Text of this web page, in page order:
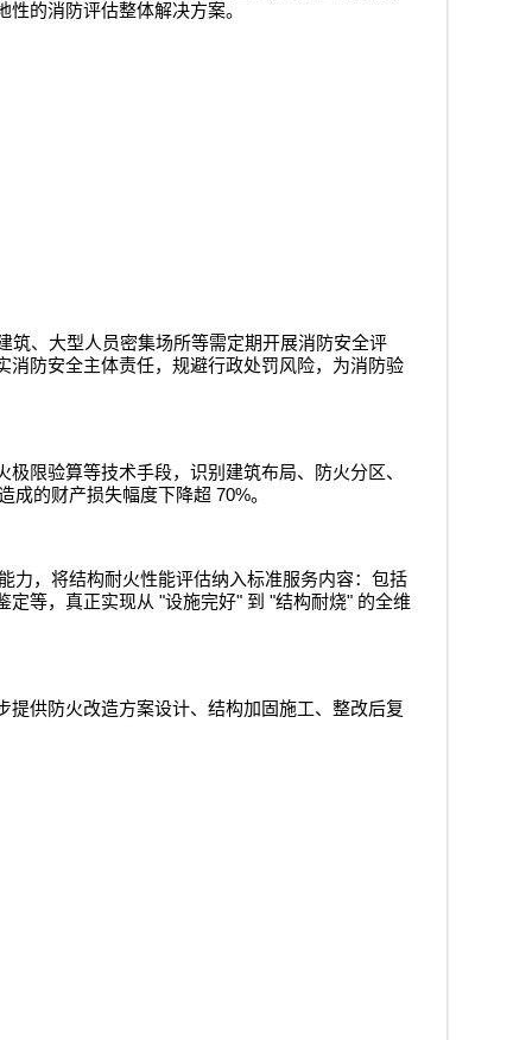
的消防评估整体解决方案。
筑、大型人员密集场所等需定期开展消防安全评
防安全主体责任，规避行政处罚风险，为消防验
限验算等技术手段，识别建筑布局、防火分区、
成的财产损失幅度下降超 70%。
力，将结构耐火性能评估纳入标准服务内容：包括
定等，真正实现从 "设施完好" 到 "结构耐烧" 的全维
供防火改造方案设计、结构加固施工、整改后复